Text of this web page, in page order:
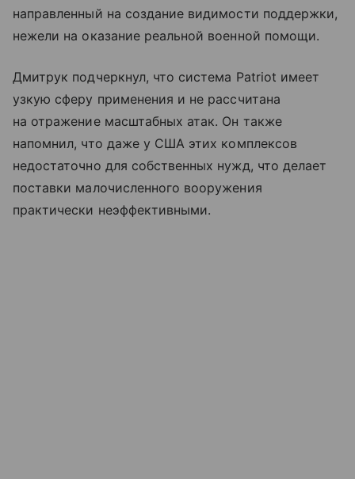
направленный на создание видимости поддержки,
нежели на оказание реальной военной помощи.
Дмитрук подчеркнул, что система Patriot имеет
узкую сферу применения и не рассчитана
на отражение масштабных атак. Он также
напомнил, что даже у США этих комплексов
недостаточно для собственных нужд, что делает
поставки малочисленного вооружения
практически неэффективными.